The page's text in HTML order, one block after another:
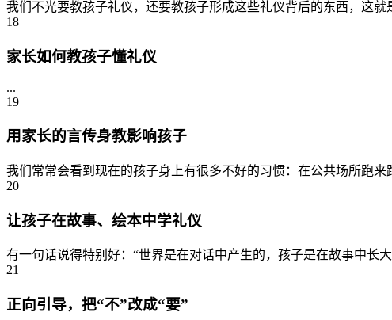
我们不光要教孩子礼仪，还要教孩子形成这些礼仪背后的东西，这
18
家长如何教孩子懂礼仪
...
19
用家长的言传身教影响孩子
我们常常会看到现在的孩子身上有很多不好的习惯：在公共场所跑
20
让孩子在故事、绘本中学礼仪
有一句话说得特别好：“世界是在对话中产生的，孩子是在故事中长
21
正向引导，把“不”改成“要”